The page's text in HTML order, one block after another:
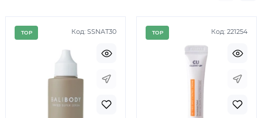
Код: SSNAT30
TOP
Немає в наявності
Код: 221254
TOP
Немає